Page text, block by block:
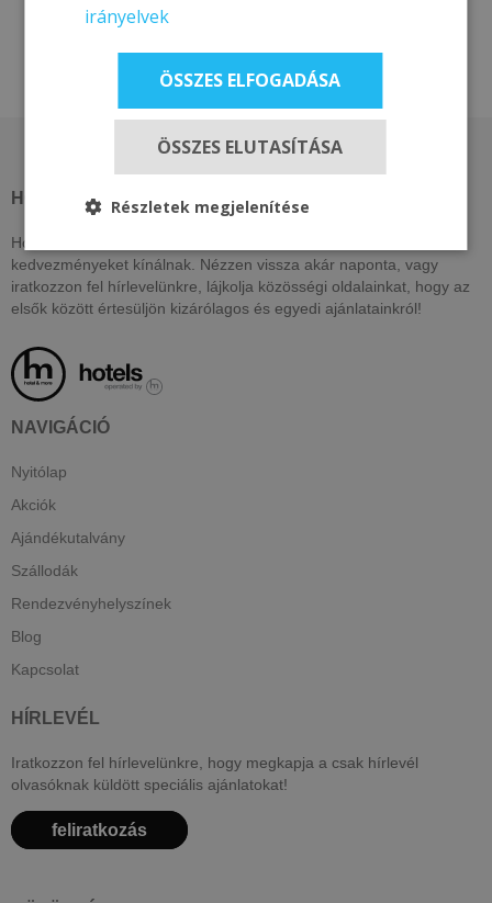
HOTEL & MORE HOTELS
Hotel & More szállodái ezen az oldalon csak itt elérhető, exkluzív
kedvezményeket kínálnak. Nézzen vissza akár naponta, vagy
iratkozzon fel hírlevelünkre, lájkolja közösségi oldalainkat, hogy az
elsők között értesüljön kizárólagos és egyedi ajánlatainkról!
NAVIGÁCIÓ
Nyitólap
Akciók
Ajándékutalvány
Szállodák
Rendezvényhelyszínek
Blog
Kapcsolat
HÍRLEVÉL
Iratkozzon fel hírlevelünkre, hogy megkapja a csak hírlevél
olvasóknak küldött speciális ajánlatokat!
feliratkozás
irányelvek
ÖSSZES ELFOGADÁSA
ÖSSZES ELUTASÍTÁSA
Részletek megjelenítése